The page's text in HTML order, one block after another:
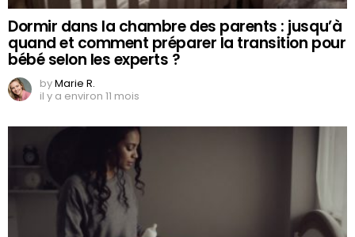
Dormir dans la chambre des parents : jusqu’à
quand et comment préparer la transition pour
bébé selon les experts ?
byMarie R.
il y a environ 11 mois